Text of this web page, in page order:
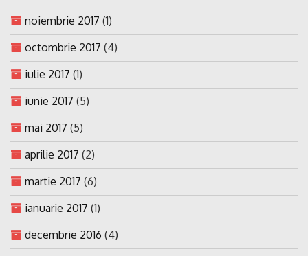
noiembrie 2017 (1)
octombrie 2017 (4)
iulie 2017 (1)
iunie 2017 (5)
mai 2017 (5)
aprilie 2017 (2)
martie 2017 (6)
ianuarie 2017 (1)
decembrie 2016 (4)